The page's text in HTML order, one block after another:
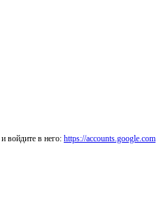
войдите в него: https://accounts.google.com